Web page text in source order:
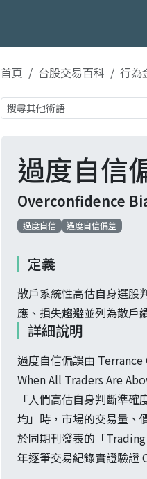
首頁 台股交易百科 行為
過度自信
Overconfidence
過度自信 過度自信偏差
定義
散戶系統性高估自身選股
應、損失趨避並列為散戶
詳細說明
過度自信偏誤由
When All Traders Are
「人們高估自身判斷準
均」時，市場的交易量、
於同期刊發表的「
年逐筆交易紀錄實證驗證